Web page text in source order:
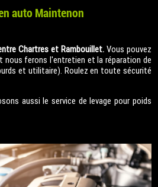
auto Maintenon
Chartres et Rambouillet. Vous pouvez
nous ferons l'entretien et la réparation de
et utilitaire). Roulez en toute sécurité
aussi le service de levage pour poids